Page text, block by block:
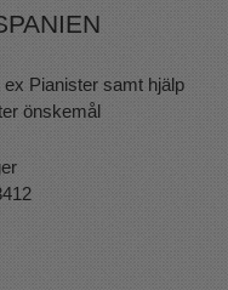
Pianister samt hjälp
önskemål